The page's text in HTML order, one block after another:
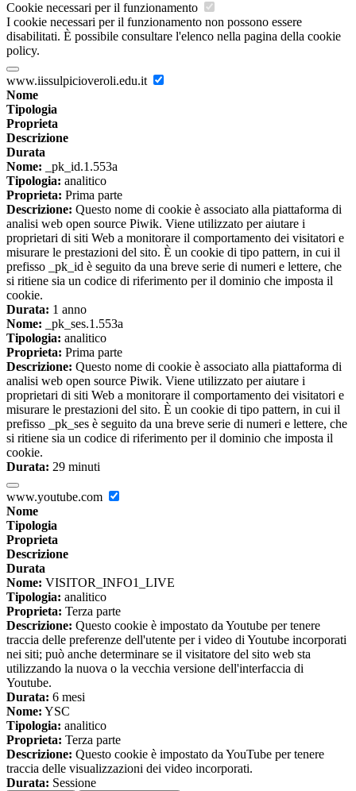
Cookie necessari per il funzionamento
I cookie necessari per il funzionamento non possono essere
disabilitati. È possibile consultare l'elenco nella pagina della cookie
policy.
www.iissulpicioveroli.edu.it
Nome
Tipologia
Proprieta
Descrizione
Durata
Nome: _pk_id.1.553a
Tipologia: analitico
Proprieta: Prima parte
Descrizione: Questo nome di cookie è associato alla piattaforma di
analisi web open source Piwik. Viene utilizzato per aiutare i
proprietari di siti Web a monitorare il comportamento dei visitatori e
misurare le prestazioni del sito. È un cookie di tipo pattern, in cui il
prefisso _pk_id è seguito da una breve serie di numeri e lettere, che
si ritiene sia un codice di riferimento per il dominio che imposta il
cookie.
Durata: 1 anno
Nome: _pk_ses.1.553a
Tipologia: analitico
Proprieta: Prima parte
Descrizione: Questo nome di cookie è associato alla piattaforma di
analisi web open source Piwik. Viene utilizzato per aiutare i
proprietari di siti Web a monitorare il comportamento dei visitatori e
misurare le prestazioni del sito. È un cookie di tipo pattern, in cui il
prefisso _pk_ses è seguito da una breve serie di numeri e lettere, che
si ritiene sia un codice di riferimento per il dominio che imposta il
cookie.
Durata: 29 minuti
www.youtube.com
Nome
Tipologia
Proprieta
Descrizione
Durata
Nome: VISITOR_INFO1_LIVE
Tipologia: analitico
Proprieta: Terza parte
Descrizione: Questo cookie è impostato da Youtube per tenere
traccia delle preferenze dell'utente per i video di Youtube incorporati
nei siti; può anche determinare se il visitatore del sito web sta
utilizzando la nuova o la vecchia versione dell'interfaccia di
Youtube.
Durata: 6 mesi
Nome: YSC
Tipologia: analitico
Proprieta: Terza parte
Descrizione: Questo cookie è impostato da YouTube per tenere
traccia delle visualizzazioni dei video incorporati.
Durata: Sessione